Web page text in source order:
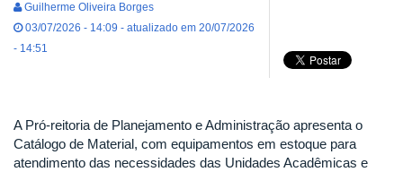
Guilherme Oliveira Borges
03/07/2026 - 14:09 - atualizado em 20/07/2026
- 14:51
A Pró-reitoria de Planejamento e Administração apresenta o
Catálogo de Material, com equipamentos em estoque para
atendimento das necessidades das Unidades Acadêmicas e